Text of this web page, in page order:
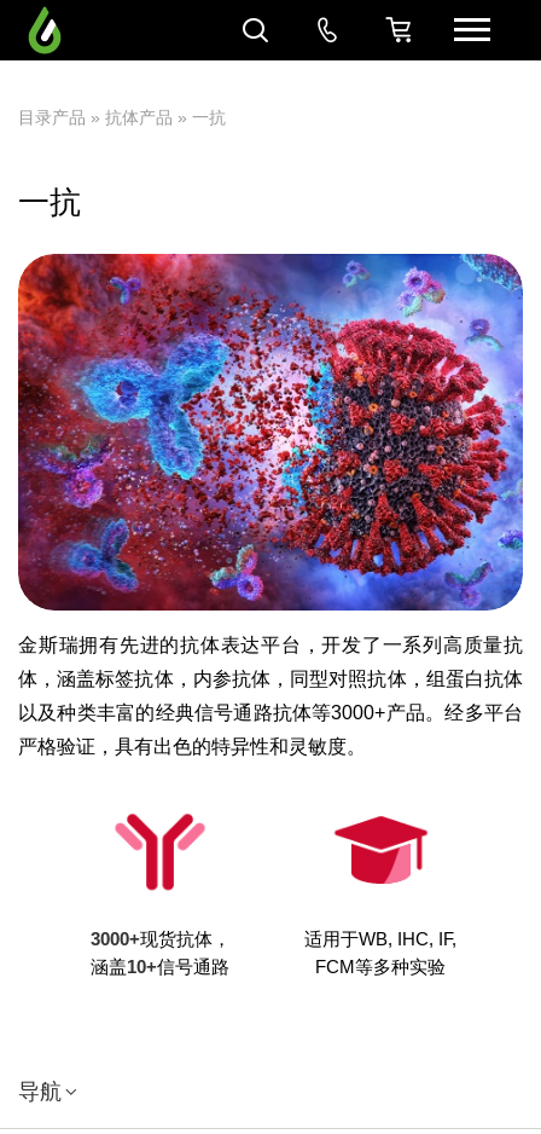
目录产品 » 抗体产品 » 一抗
一抗
金斯瑞拥有先进的抗体表达平台，开发了一系列高质量抗
体，涵盖标签抗体，内参抗体，同型对照抗体，组蛋白抗体
以及种类丰富的经典信号通路抗体等3000+产品。经多平台
严格验证，具有出色的特异性和灵敏度。
3000+现货抗体，
涵盖10+信号通路
适用于WB, IHC, IF,
FCM等多种实验
导航